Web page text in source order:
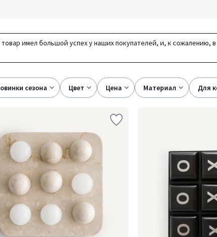
имел большой успех у наших покупателей, и, к сожалению,
новинки сезона цвет цена материал для